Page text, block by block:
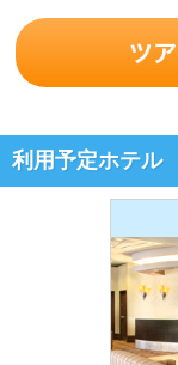
利用予定ホテル